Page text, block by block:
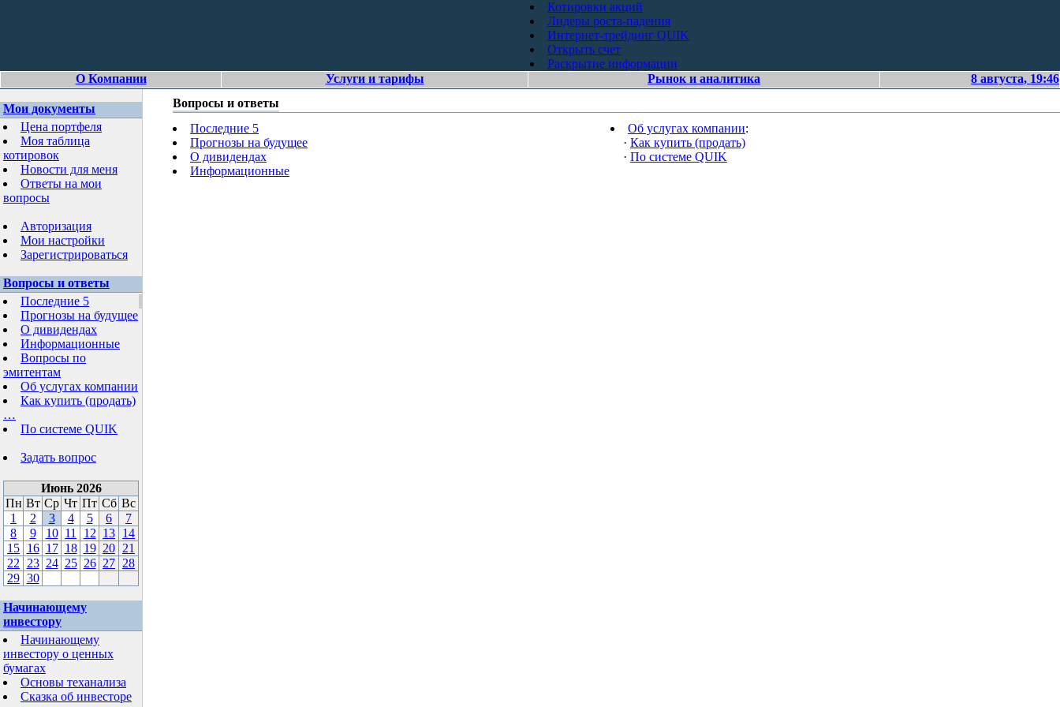
Котировки акций
Лидеры роста-падения
Интернет-трейдинг QUIK
Открыть счет
Раскрытие информации
О Компании
Услуги и тарифы Рынок и аналитика 8 августа, 19:46
Мои документы
Цена портфеля
Моя таблица
котировок
Новости для меня
Ответы на мои
вопросы
Авторизация
Мои настройки
Зарегистрироваться
Вопросы и ответы
Последние 5
Прогнозы на будущее
О дивидендах
Информационные
Вопросы по
эмитентам
Об услугах компании
Как купить (продать)
…
По системе QUIK
Задать вопрос
Июнь 2026
Пн Вт Ср Чт Пт Сб Вс
1
2 3 4 5 6
7
8
9 10 11 12 13 14
15 16 17 18 19 20 21
22
23 24 25 26 27 28
29 30
Начинающему
инвестору
Начинающему
инвестору о ценных
бумагах
Основы теханализа
Сказка об инвесторе
Вопросы и ответы
Последние 5
Прогнозы на будущее
О дивидендах
Информационные
Об услугах компании:
· Как купить (продать)
· По системе QUIK